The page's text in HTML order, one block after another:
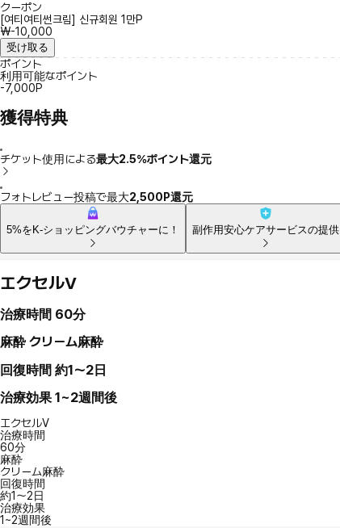
クーポン
[여티여티썬크림] 신규회원 1만P
₩-10,000
受け取る
ポイント
利用可能なポイント
-7,000P
獲得特典
チケット使用による最大2.5％ポイント還元
フォトレビュー投稿で最大2,500P還元
5%をK-ショッピングバウチャーに！ 副作用安心ケアサービスの提供
エクセルV
治療時間 60分
麻酔 クリーム麻酔
回復時間 約1～2日
治療効果 1~2週間後
エクセルV
治療時間
60分
麻酔
クリーム麻酔
回復時間
約1～2日
治療効果
1~2週間後